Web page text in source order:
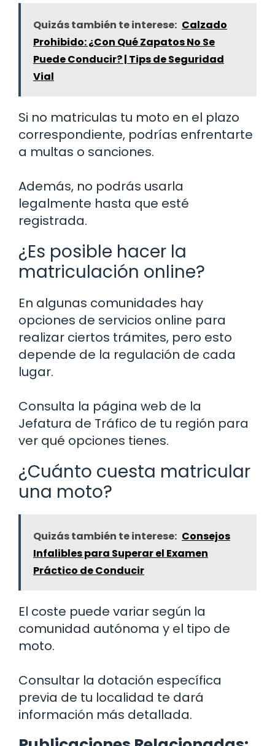
Quizás también te interese: Calzado
Prohibido: ¿Con Qué Zapatos No Se
Puede Conducir? | Tips de Seguridad
Vial
Si no matriculas tu moto en el plazo
correspondiente, podrías enfrentarte
a multas o sanciones.
Además, no podrás usarla
legalmente hasta que esté
registrada.
¿Es posible hacer la
matriculación online?
En algunas comunidades hay
opciones de servicios online para
realizar ciertos trámites, pero esto
depende de la regulación de cada
lugar.
Consulta la página web de la
Jefatura de Tráfico de tu región para
ver qué opciones tienes.
¿Cuánto cuesta matricular
una moto?
Quizás también te interese: Consejos
Infalibles para Superar el Examen
Práctico de Conducir
El coste puede variar según la
comunidad autónoma y el tipo de
moto.
Consultar la dotación específica
previa de tu localidad te dará
información más detallada.